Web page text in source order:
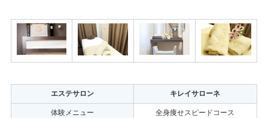
エステサロン キレイサローネ
体験メニュー 全身痩せスピードコース